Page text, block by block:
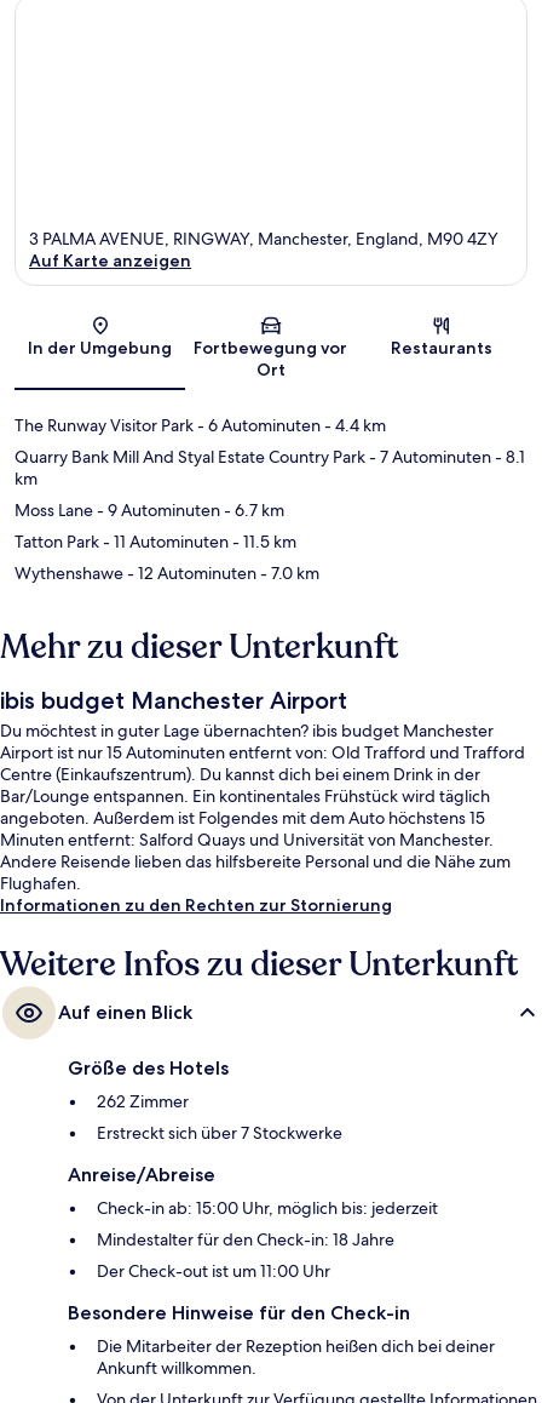
Karte
3 PALMA AVENUE, RINGWAY, Manchester, England, M90 4ZY
Auf Karte anzeigen
In der Umgebung
Fortbewegung vor
Ort
Restaurants
The Runway Visitor Park- 6 Autominuten- 4.4 km
Quarry Bank Mill And Styal Estate Country Park- 7 Autominuten- 8.1
km
Moss Lane- 9 Autominuten- 6.7 km
Tatton Park- 11 Autominuten- 11.5 km
Wythenshawe- 12 Autominuten- 7.0 km
Mehr zu dieser Unterkunft
ibis budget Manchester Airport
Du möchtest in guter Lage übernachten? ibis budget Manchester
Airport ist nur 15 Autominuten entfernt von: Old Trafford und Trafford
Centre (Einkaufszentrum). Du kannst dich bei einem Drink in der
Bar/Lounge entspannen. Ein kontinentales Frühstück wird täglich
angeboten. Außerdem ist Folgendes mit dem Auto höchstens 15
Minuten entfernt: Salford Quays und Universität von Manchester.
Andere Reisende lieben das hilfsbereite Personal und die Nähe zum
Flughafen.
Informationen zu den Rechten zur Stornierung
Weitere Infos zu dieser Unterkunft
Auf einen Blick
Größe des Hotels
262 Zimmer
Erstreckt sich über 7 Stockwerke
Anreise/Abreise
Check-in ab: 15:00 Uhr, möglich bis: jederzeit
Mindestalter für den Check-in: 18 Jahre
Der Check-out ist um 11:00 Uhr
Besondere Hinweise für den Check-in
Die Mitarbeiter der Rezeption heißen dich bei deiner
Ankunft willkommen.